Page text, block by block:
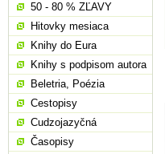
50 - 80 % ZĽAVY
Hitovky mesiaca
Knihy do Eura
Knihy s podpisom autora
Beletria, Poézia
Cestopisy
Cudzojazyčná
Časopisy